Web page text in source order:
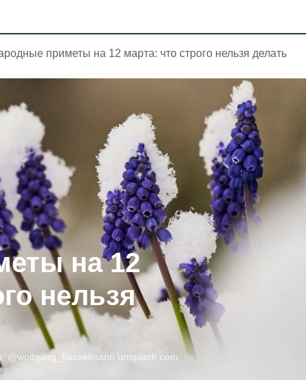
приметы на 12 марта: что строго нельзя делать
на 12
нельзя
@wolfgang_hasselmann unsplash.com